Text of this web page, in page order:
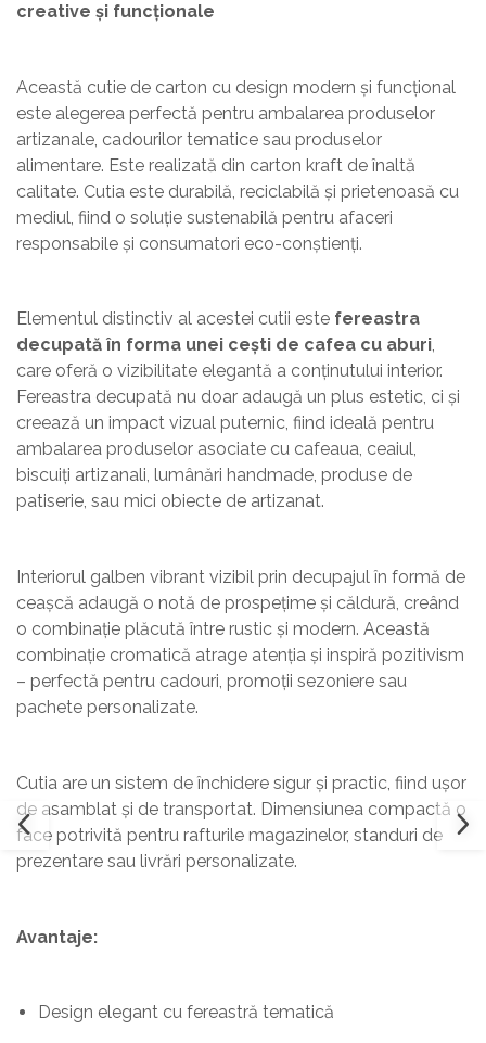
creative și funcționale
Această cutie de carton cu design modern și funcțional
este alegerea perfectă pentru ambalarea produselor
artizanale, cadourilor tematice sau produselor
alimentare. Este realizată din carton kraft de înaltă
calitate. Cutia este durabilă, reciclabilă și prietenoasă cu
mediul, fiind o soluție sustenabilă pentru afaceri
responsabile și consumatori eco-conștienți.
Elementul distinctiv al acestei cutii este fereastra
decupată în forma unei cești de cafea cu aburi,
care oferă o vizibilitate elegantă a conținutului interior.
Fereastra decupată nu doar adaugă un plus estetic, ci și
creează un impact vizual puternic, fiind ideală pentru
ambalarea produselor asociate cu cafeaua, ceaiul,
biscuiți artizanali, lumânări handmade, produse de
patiserie, sau mici obiecte de artizanat.
Interiorul galben vibrant vizibil prin decupajul în formă de
ceașcă adaugă o notă de prospețime și căldură, creând
o combinație plăcută între rustic și modern. Această
combinație cromatică atrage atenția și inspiră pozitivism
– perfectă pentru cadouri, promoții sezoniere sau
pachete personalizate.
Cutia are un sistem de închidere sigur și practic, fiind ușor
de asamblat și de transportat. Dimensiunea compactă o
face potrivită pentru rafturile magazinelor, standuri de
prezentare sau livrări personalizate.
Avantaje:
Design elegant cu fereastră tematică